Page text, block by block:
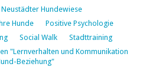
Neustädter Hundewiese
Hunde
Positive Psychologie
Social Walk
Stadttraining
"Lernverhalten und Kommunikation
Beziehung"